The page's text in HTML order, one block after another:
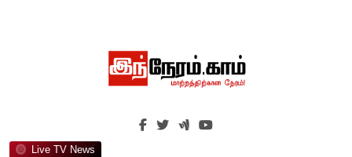
Live TV News
இந்நேரம்.காம்
செய்திகளுக்கு அப்பால்…